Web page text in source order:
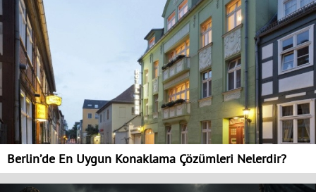
Berlin’de En Uygun Konaklama Çözümleri Nelerdir?